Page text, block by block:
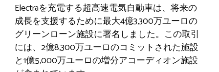
Electraを充電する超高速電気自動車は、将来の
成長を支援するために最大4億3,300万ユーロの
グリーンローン施設に署名しました。この取引
には、2億8,300万ユーロのコミットされた施設
と1億5,000万ユーロの増分アコーディオン施設